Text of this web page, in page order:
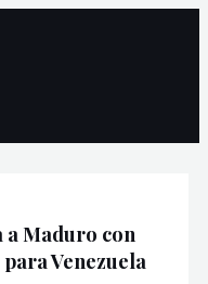
a Maduro con
Venezuela